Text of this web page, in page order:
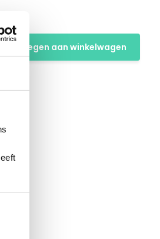
Toevoegen aan winkelwagen